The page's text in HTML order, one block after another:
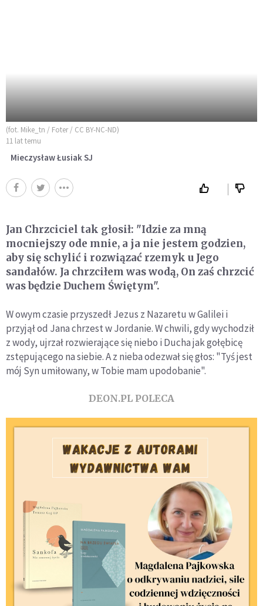
(fot. Mike_tn / Foter / CC BY-NC-ND)
11 lat temu
Mieczysław Łusiak SJ
Jan Chrzciciel tak głosił: "Idzie za mną
mocniejszy ode mnie, a ja nie jestem godzien,
aby się schylić i rozwiązać rzemyk u Jego
sandałów. Ja chrzciłem was wodą, On zaś chrzcić
was będzie Duchem Świętym".
W owym czasie przyszedł Jezus z Nazaretu w Galilei i
przyjął od Jana chrzest w Jordanie. W chwili, gdy wychodził
z wody, ujrzał rozwierające się niebo i Ducha jak gołębicę
zstępującego na siebie. A z nieba odezwał się głos: "Tyś jest
mój Syn umiłowany, w Tobie mam upodobanie".
DEON.PL POLECA